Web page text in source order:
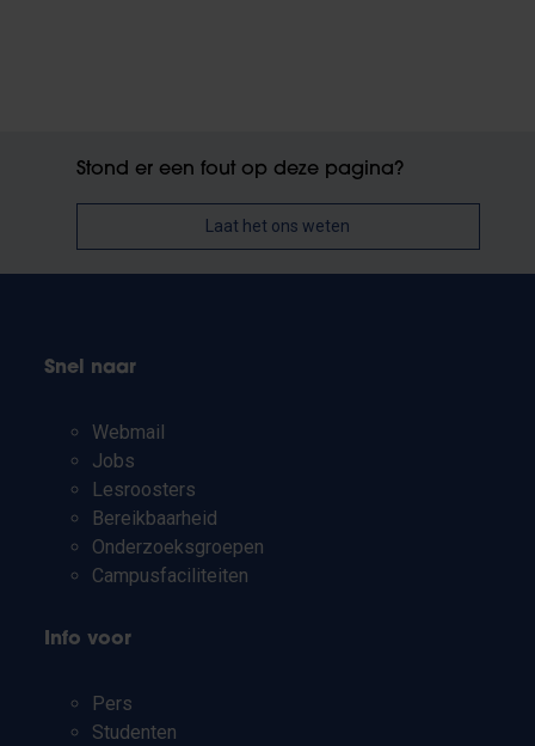
Stond er een fout op deze pagina?
Laat het ons weten
Snel naar
Webmail
Jobs
Lesroosters
Bereikbaarheid
Onderzoeksgroepen
Campusfaciliteiten
Info voor
Pers
Studenten